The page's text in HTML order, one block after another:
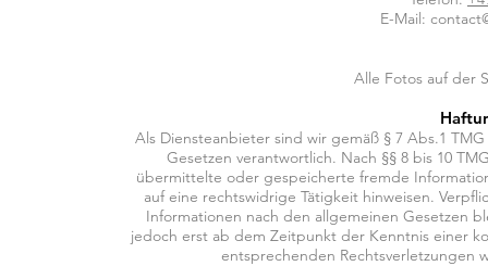
E-Mail:
Alle Fotos auf der
Als Diensteanbieter sind wir gemäß § 7 Abs.1
Gesetzen verantwortlich. Nach §§ 8 bis 10
übermittelte oder gespeicherte fremde
auf eine rechtswidrige Tätigkeit hinweisen.
Informationen nach den allgemeinen Gesetzen
jedoch erst ab dem Zeitpunkt der Kenntnis einer
entsprechenden Rechtsverletzungen